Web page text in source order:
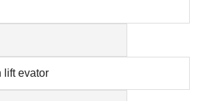
lift evator